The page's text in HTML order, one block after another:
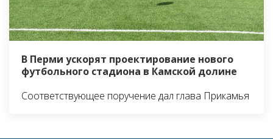
В Перми ускорят проектирование нового
футбольного стадиона в Камской долине
Соответствующее поручение дал глава Прикамья